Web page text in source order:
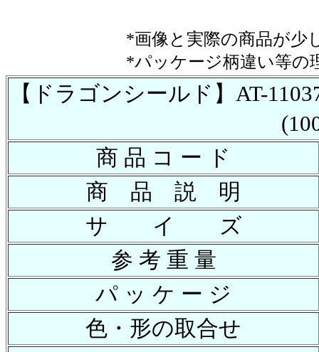
*画像と実際の商品が少
*パッケージ柄違い等の
【ドラゴンシールド】AT-
商 品 コ ー ド
商 品 説 明
サ イ ズ
参 考 重 量
パ ッ ケ ー ジ
色・形の取合せ